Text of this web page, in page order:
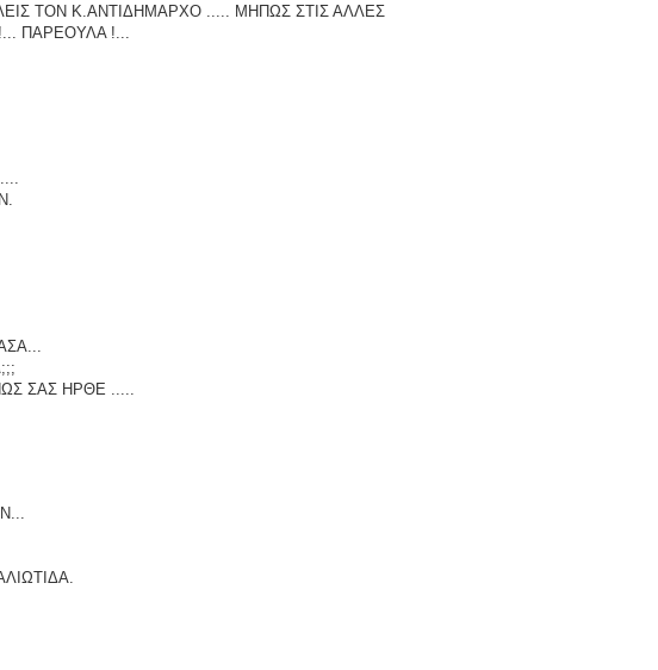
ΤΟΝ Κ.ΑΝΤΙΔΗΜΑΡΧΟ ..... ΜΗΠΩΣ ΣΤΙΣ ΑΛΛΕΣ
ΠΑΡΕΟΥΛΑ !...
ΣΑΣ ΗΡΘΕ .....